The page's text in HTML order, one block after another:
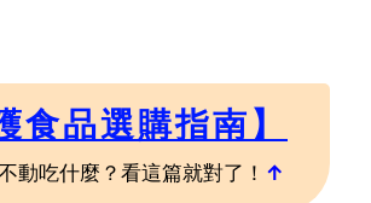
食品選購指南】
動吃什麼？看這篇就對了！ ↑